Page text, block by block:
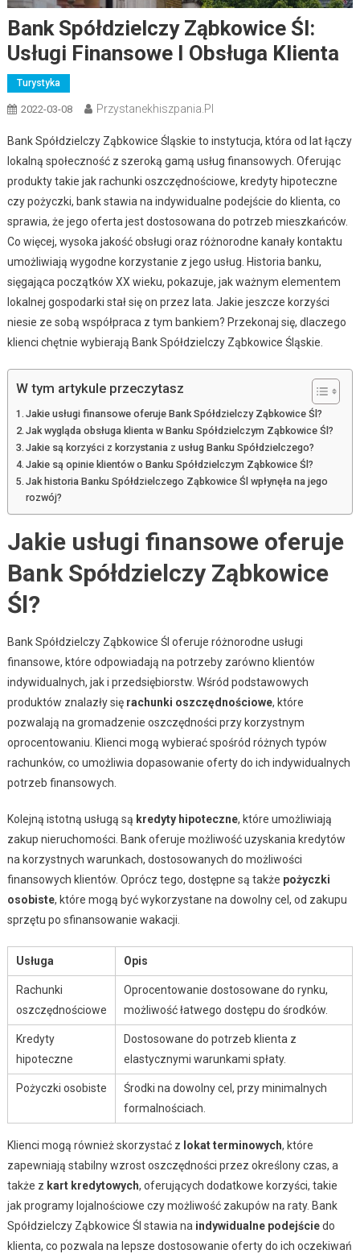
Bank Spółdzielczy Ząbkowice Śl:
Usługi Finansowe I Obsługa Klienta
Turystyka
2022-03-08 Przystanekhiszpania.pl
Bank Spółdzielczy Ząbkowice Śląskie to instytucja, która od lat łączy
lokalną społeczność z szeroką gamą usług finansowych. Oferując
produkty takie jak rachunki oszczędnościowe, kredyty hipoteczne
czy pożyczki, bank stawia na indywidualne podejście do klienta, co
sprawia, że jego oferta jest dostosowana do potrzeb mieszkańców.
Co więcej, wysoka jakość obsługi oraz różnorodne kanały kontaktu
umożliwiają wygodne korzystanie z jego usług. Historia banku,
sięgająca początków XX wieku, pokazuje, jak ważnym elementem
lokalnej gospodarki stał się on przez lata. Jakie jeszcze korzyści
niesie ze sobą współpraca z tym bankiem? Przekonaj się, dlaczego
klienci chętnie wybierają Bank Spółdzielczy Ząbkowice Śląskie.
W tym artykule przeczytasz
Jakie usługi finansowe oferuje Bank Spółdzielczy Ząbkowice Śl?
Jak wygląda obsługa klienta w Banku Spółdzielczym Ząbkowice Śl?
Jakie są korzyści z korzystania z usług Banku Spółdzielczego?
Jakie są opinie klientów o Banku Spółdzielczym Ząbkowice Śl?
Jak historia Banku Spółdzielczego Ząbkowice Śl wpłynęła na jego
rozwój?
Jakie usługi finansowe oferuje
Bank Spółdzielczy Ząbkowice
Śl?
Bank Spółdzielczy Ząbkowice Śl oferuje różnorodne usługi
finansowe, które odpowiadają na potrzeby zarówno klientów
indywidualnych, jak i przedsiębiorstw. Wśród podstawowych
produktów znalazły się rachunki oszczędnościowe, które
pozwalają na gromadzenie oszczędności przy korzystnym
oprocentowaniu. Klienci mogą wybierać spośród różnych typów
rachunków, co umożliwia dopasowanie oferty do ich indywidualnych
potrzeb finansowych.
Kolejną istotną usługą są kredyty hipoteczne, które umożliwiają
zakup nieruchomości. Bank oferuje możliwość uzyskania kredytów
na korzystnych warunkach, dostosowanych do możliwości
finansowych klientów. Oprócz tego, dostępne są także pożyczki
osobiste, które mogą być wykorzystane na dowolny cel, od zakupu
sprzętu po sfinansowanie wakacji.
Usługa Opis
Rachunki
oszczędnościowe
Oprocentowanie dostosowane do rynku,
możliwość łatwego dostępu do środków.
Kredyty
hipoteczne
Dostosowane do potrzeb klienta z
elastycznymi warunkami spłaty.
Pożyczki osobiste
Środki na dowolny cel, przy minimalnych
formalnościach.
Klienci mogą również skorzystać z lokat terminowych, które
zapewniają stabilny wzrost oszczędności przez określony czas, a
także z kart kredytowych, oferujących dodatkowe korzyści, takie
jak programy lojalnościowe czy możliwość zakupów na raty. Bank
Spółdzielczy Ząbkowice Śl stawia na indywidualne podejściedo
klienta, co pozwala na lepsze dostosowanie oferty do ich oczekiwań